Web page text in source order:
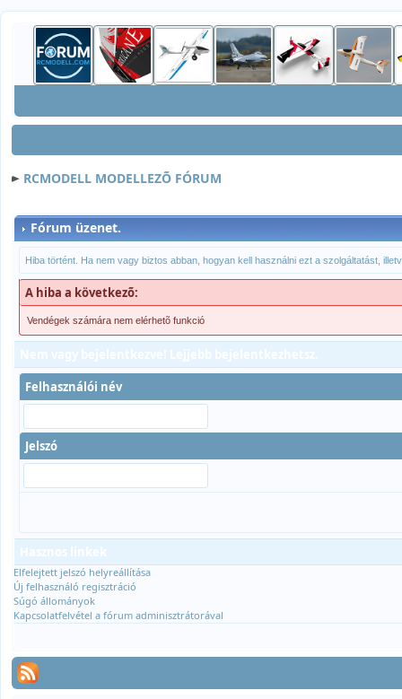
RCMODELL MODELLEZÕ FÓRUM
Fórum üzenet.
Hiba történt. Ha nem vagy biztos abban, hogyan kell használni ezt a szolgáltatást,
A hiba a következõ:
Vendégek számára nem elérhetõ funkció
Felhasználói név
Jelszó
Elfelejtett jelszó helyreállítása
Új felhasználó regisztráció
Súgó állományok
Kapcsolatfelvétel a fórum adminisztrátorával